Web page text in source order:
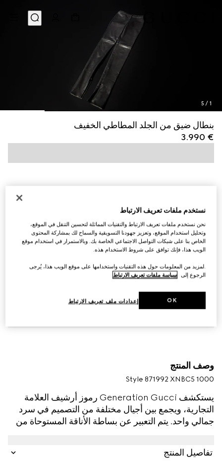
1
/
5
بنطال ضيق من الجلد المطاطي الخفيف
€ 3.990
وصف المنتج
Style ‎871992 XNBC5 1000
يستكشف Generation Gucci رموز أرشيف العلامة
التجارية، ويجمع بين أجيال مختلفة من التصميم في سرد
جمالي واحد. يتم التعبير عن بساطة الأناقة المستوحاة من
بقصّة ضيّقة وطرف منقسم مع إغلاق بسحّاب.
تفاصيل المنتج
نستخدم ملفات تعريف الارتباط
نحن نستخدم ملفات تعريف الارتباط والتقنيات المماثلة لتحسين التنقل في الموقع،
وتحليل استخدام الموقع، وتعزيز جهودنا التسويقية والسماح لك بمشاركة المحتوى
الخاص بنا على شبكات التواصل الاجتماعي الخاصة بك. وبالاستمرار في استخدام موقع
الويب هذا، فإنك توافق على شروط الاستخدام هذه.
.لمزيد من المعلومات حول هذه التقنيات واستخدامها على موقع الويب هذا، يُرجى
الرجوع إلى سياسة ملفات تعريف الارتباط
إعدادات ملف تعريف الارتباط OK